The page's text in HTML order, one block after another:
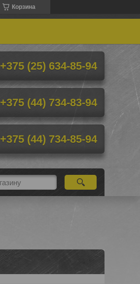
Корзина
+375 (25) 634-85-94
+375 (44) 734-83-94
+375 (44) 734-85-94